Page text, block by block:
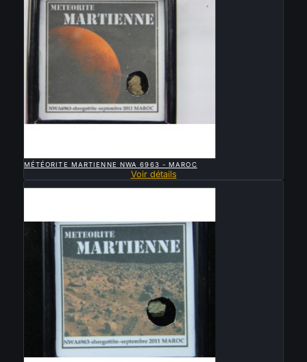
MÉTÉORITE MARTIENNE NWA 6963 - MAROC
Voir détails
Vendu